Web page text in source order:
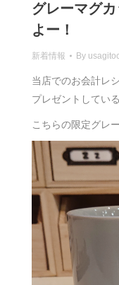
グレーマグ
よー！
新着情報 By
当店でのお会計レ
プレゼントしている
こちらの限定グレ